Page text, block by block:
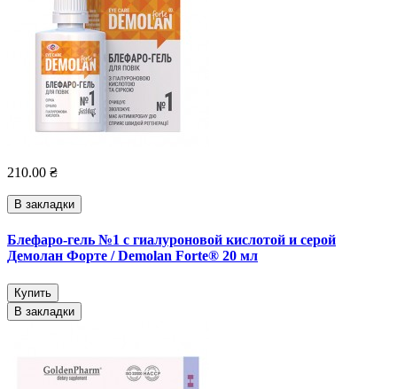
210.00 ₴
В закладки
Блефаро-гель №1 с гиалуроновой кислотой и серой
Демолан Форте / Demolan Forte® 20 мл
Купить
В закладки